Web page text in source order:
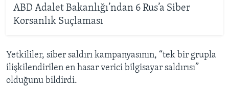
ABD Adalet Bakanlığı’ndan 6 Rus’a Siber
Korsanlık Suçlaması
Yetkililer, siber saldırı kampanyasının, “tek bir grupla
ilişkilendirilen en hasar verici bilgisayar saldırısı”
olduğunu bildirdi.